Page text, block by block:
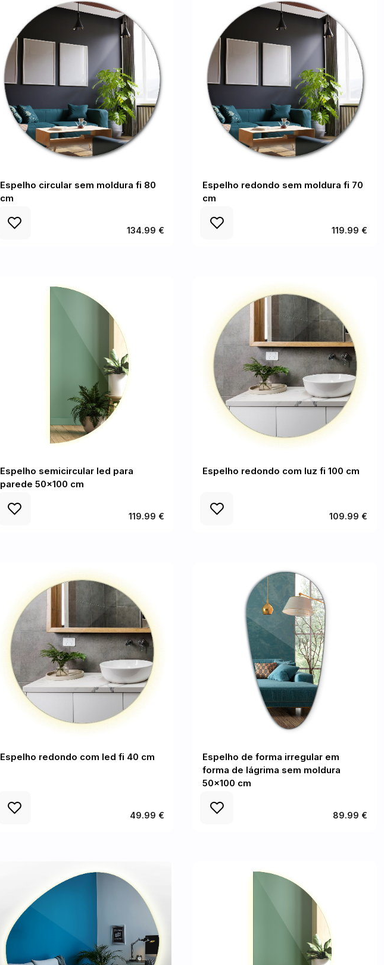
Espelho circular sem moldura fi 80
cm
134.99 €
Espelho redondo sem moldura fi 70
cm
119.99 €
Espelho semicircular led para
parede 50x100 cm
119.99 €
Espelho redondo com luz fi 100 cm
109.99 €
Espelho redondo com led fi 40 cm
49.99 €
Espelho de forma irregular em
forma de lágrima sem moldura
50x100 cm
89.99 €